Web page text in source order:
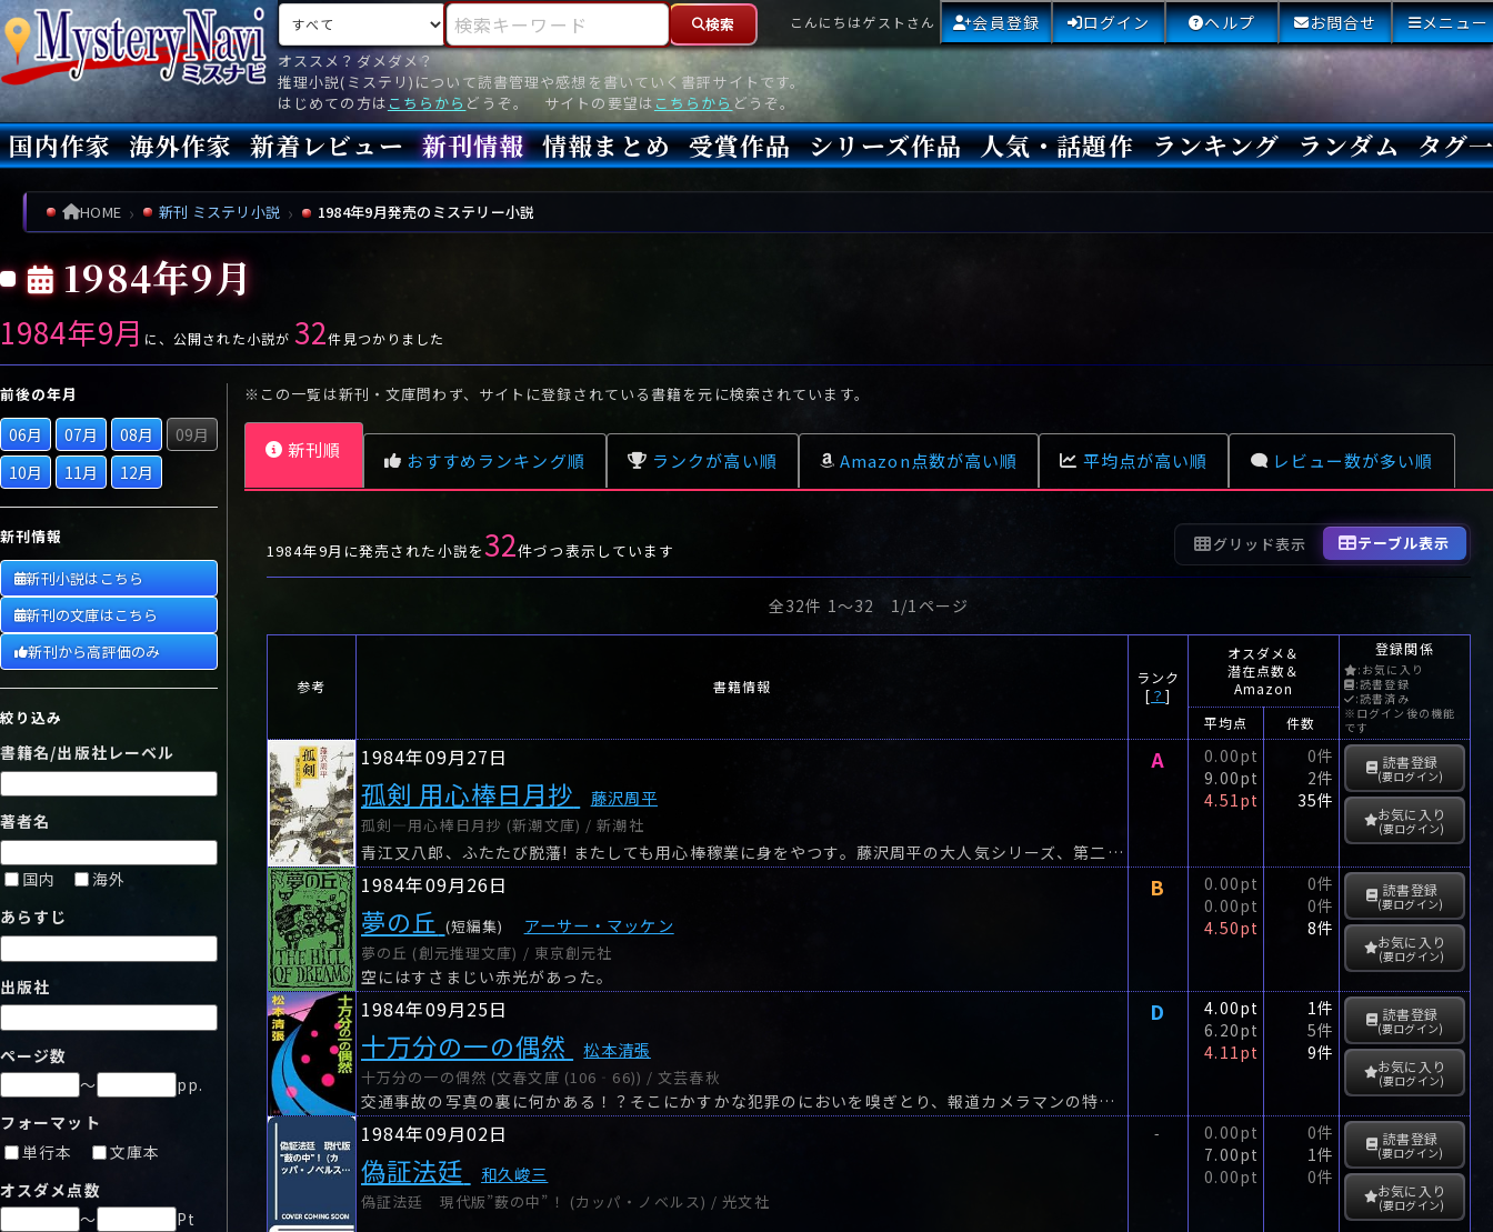
オススメ？ダメダメ？
推理小説(ミステリ)について読書管理や感想を書いていく書評サイトです。
はじめての方は こちらから どうぞ。 サイトの要望は こちらから どうぞ。
検索対象 検索キーワード
検索 こんにちはゲストさん 会員登録 ログイン ヘルプ お問合せ メニュー
国内作家
あ行 あ い う え
お
か行
か き く け
こ
さ行
さ し す せ
た行
た ち
な行
な に ぬ ね
の
は行
は ひ ふ
ま行
ま み む
も
や行
や ゆ
ら行
ろ
わ行
わ
海外作家
ア行 ア イ ウ エ
オ
カ行
カ キ ク ケ
コ
サ行
サ
ツ
ナ行
ナ ニ ヌ ネ
ノ
ハ行
ハ
マ行
マ ミ ム
モ
ヤ行
ヤ
リ ル レ
ロ
ワ行
ワ
新着レビュー 新刊情報
新刊情報
文庫新刊
新刊高評価
今月(8月)発売
先月(7月)発売
先々月(6月)発売
情報まとめ
『本格ミステリベスト』2026年版
『本格ミステリベスト』(海外)
『このミステリーがすごい!』2026年版
『このミステリーがすごい!』(海外)
『ミステリが読みたい!』2026年版
『ミステリが読みたい!』(海外)
『週刊文春ミステリーベスト10』2025年版
『週刊文春ミステリーベスト10』(海外)
本格ミステリ・エターナル300
本格ミステリ・ディケイド300
本格ミステリ・クロニクル300
ミステリー・リーグ
東西ミステリーベスト100 2012年版(国内)
東西ミステリーベスト100 2012年版(海外)
その他をもっとみる
受賞作品
日本推理作家協会賞
本格ミステリ大賞
鮎川哲也賞
横溝正史ミステリ大賞
江戸川乱歩賞
メフィスト賞
『このミステリーがすごい!』大賞
アンソニー賞(長編賞)
エドガー賞(MWA賞)
ゴールド・ダガー賞(CWA賞)
バリー賞(長編賞)
ガラスの鍵賞
その他をもっとみる
シリーズ作品 人気・話題作
本日
3日間
今週
今月
最近閲覧された小説
ランキング
国内総合ランキング
海外総合ランキング
Amazon国内作品高評価
Amazon海外作品高評価
国内作品高評価
海外作品高評価
閲覧回数
オススメ投票回数
読書した人が多い小説
サイトランク
Sランク
Aランク
Bランク
Cランク
Dランク
Eランク
Fランク
ランダム タグ
初心者におすすめ
クローズド・サー
本格ミステリ
青春ミステリ
学園ミステリ
日常の謎
SFミステリ
倒叙ミステリ
警察小説
映画化
ドラマ化
その他をもっとみ
HOME 新刊 ミステリ小説 1984年9月発売のミステリー小説
1984年9月
1984年9月 に、公開された小説が32件見つかりました
前後の年月
06月 07月 08月
09月
10月
11月 12月
新刊情報
新刊小説はこちら
新刊の文庫はこちら
新刊から高評価のみ
絞り込み
書籍名/出版社レーベル
著者名
国内
海外
あらすじ
出版社
ページ数
～
pp.
フォーマット
単行本
文庫本
オスダメ点数
～
Pt
※この一覧は新刊・文庫問わず、サイトに登録されている書籍を元に検索されています。
新刊順 おすすめランキング順 ランクが高い順 Amazon点数が高い順 平均点が高い順 レビュー数が多い順
1984年9月に発売された小説を32件づつ表示しています グリッド表示 テーブル表示
全32件 1〜32 1/1ページ
参考 書籍情報
ランク
[ ？]
オスダメ＆
潜在点数＆
Amazon
登録関係
:お気に入り
:読書登録
:読書済み
※ログイン後の機能
です
平均点 件数
1984年09月27日
孤剣 用心棒日月抄 藤沢周平
孤剣―用心棒日月抄 (新潮文庫) / 新潮社
青江又八郎、ふたたび脱藩! またしても用心棒稼業に身をやつす。藤沢周平の大人気シリーズ、第二弾。
A
0.00pt
9.00pt
4.51pt
0件
2件
35件
読書登録
(要ログイン)
お気に入り
(要ログイン)
1984年09月26日
夢の丘 (短編集) アーサー・マッケン
夢の丘 (創元推理文庫) / 東京創元社
空にはすさまじい赤光があった。
B
0.00pt
0.00pt
4.50pt
0件
0件
8件
読書登録
(要ログイン)
お気に入り
(要ログイン)
1984年09月25日
十万分の一の偶然 松本清張
十万分の一の偶然 (文春文庫 (106‐66)) / 文芸春秋
交通事故の写真の裏に何かある！？そこにかすかな犯罪のにおいを嗅ぎとり、報道カメラマンの特殊な生態をあばいて、現代社会のメカニズムを告発する長篇ミステリー
D
4.00pt
6.20pt
4.11pt
1件
5件
9件
読書登録
(要ログイン)
お気に入り
(要ログイン)
1984年09月02日
偽証法廷 和久峻三
偽証法廷 現代版”薮の中”！ (カッパ・ノベルス) / 光文社
-
0.00pt
7.00pt
0.00pt
0件
1件
0件
読書登録
(要ログイン)
お気に入り
(要ログイン)